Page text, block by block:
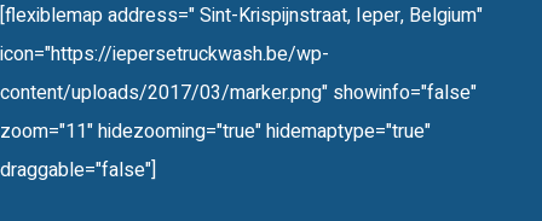
[flexiblemap address=" Sint-Krispijnstraat, Ieper, Belgium"
icon="https://iepersetruckwash.be/wp-
content/uploads/2017/03/marker.png" showinfo="false"
zoom="11" hidezooming="true" hidemaptype="true"
draggable="false"]